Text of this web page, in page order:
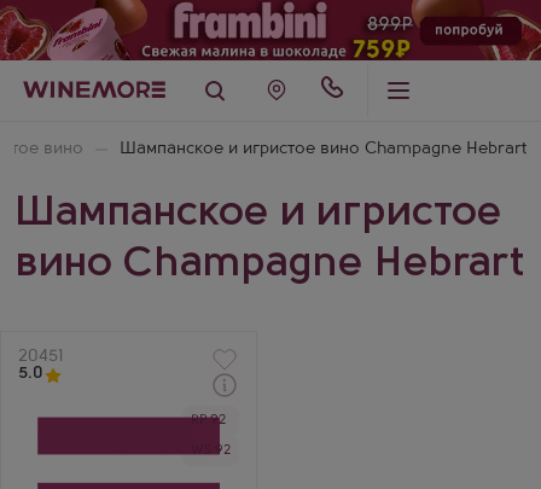
вино Шампанское и игристое вино Champagne Hebrart
Шампанское и игристое
вино Champagne Hebrart
Артикул
20451
5.0
RP 92
WS 92
Белое Брют Шампанское
де Блан Премье Крю